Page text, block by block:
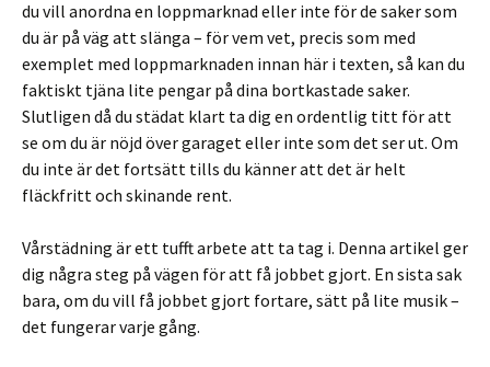
du vill anordna en loppmarknad eller inte för de saker som
du är på väg att slänga – för vem vet, precis som med
exemplet med loppmarknaden innan här i texten, så kan du
faktiskt tjäna lite pengar på dina bortkastade saker.
Slutligen då du städat klart ta dig en ordentlig titt för att
se om du är nöjd över garaget eller inte som det ser ut. Om
du inte är det fortsätt tills du känner att det är helt
fläckfritt och skinande rent.
Vårstädning är ett tufft arbete att ta tag i. Denna artikel ger
dig några steg på vägen för att få jobbet gjort. En sista sak
bara, om du vill få jobbet gjort fortare, sätt på lite musik –
det fungerar varje gång.